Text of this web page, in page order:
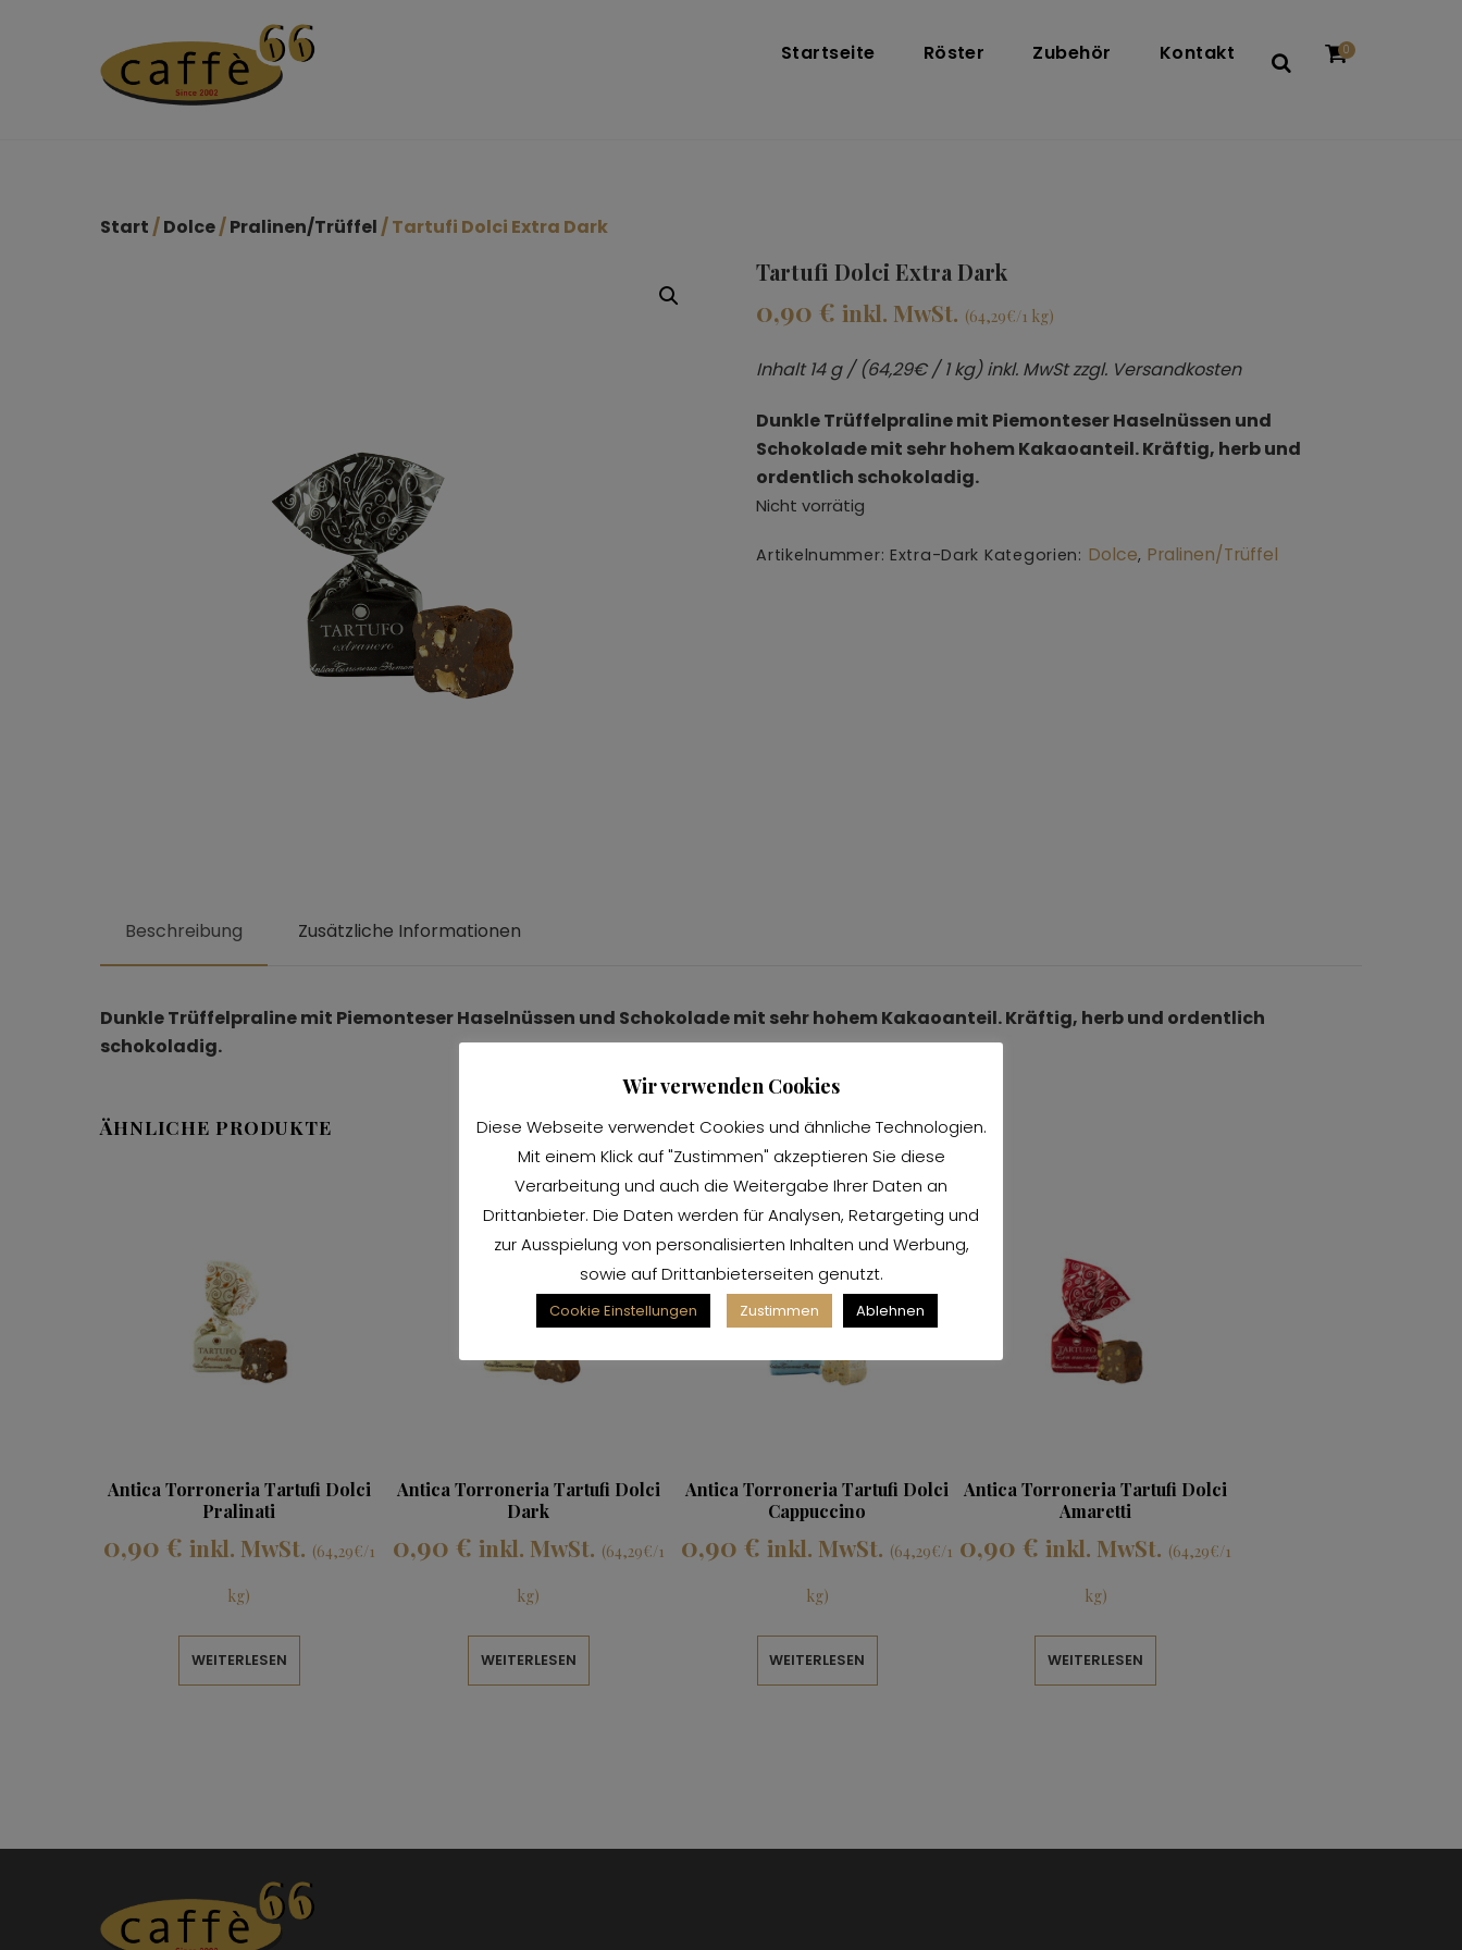
Startseite Röster Zubehör Kontakt 0
Start /Dolce/Pralinen/Trüffel / Tartufi Dolci Extra Dark
Tartufi Dolci Extra Dark
0,90€ inkl. MwSt. (64,29€/1 kg)
Inhalt 14 g / (64,29€ / 1 kg) inkl. MwSt zzgl. Versandkosten
Dunkle Trüffelpraline mit Piemonteser Haselnüssen und
Schokolade mit sehr hohem Kakaoanteil. Kräftig, herb und
ordentlich schokoladig.
Nicht vorrätig
Artikelnummer:Extra-Dark Kategorien: Dolce, Pralinen/Trüffel
Beschreibung Zusätzliche Informationen
Dunkle Trüffelpraline mit Piemonteser Haselnüssen und Schokolade mit sehr hohem Kakaoanteil. Kräftig, herb und ordentlich
schokoladig.
ÄHNLICHE PRODUKTE
Antica Torroneria Tartufi Dolci
Pralinati
0,90 € inkl. MwSt. (64,29€/1
kg)
WEITERLESEN
Antica Torroneria Tartufi Dolci
Dark
0,90 € inkl. MwSt. (64,29€/1
kg)
WEITERLESEN
Antica Torroneria Tartufi Dolci
Cappuccino
0,90€ inkl. MwSt. (64,29€/1
kg)
WEITERLESEN
Antica Torroneria Tartufi Dolci
Amaretti
0,90€ inkl. MwSt. (64,29€/1
kg)
WEITERLESEN
Wir verwenden Cookies
Diese Webseite verwendet Cookies und ähnliche Technologien.
Mit einem Klick auf "Zustimmen" akzeptieren Sie diese
Verarbeitung und auch die Weitergabe Ihrer Daten an
Drittanbieter. Die Daten werden für Analysen, Retargeting und
zur Ausspielung von personalisierten Inhalten und Werbung,
sowie auf Drittanbieterseiten genutzt.
Cookie Einstellungen Zustimmen Ablehnen